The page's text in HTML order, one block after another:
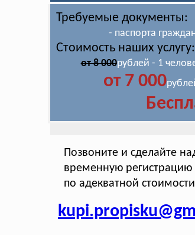
Требуемые документы:
- паспорта
Стоимость наших услугу:
от 8 000рублей - 1
от 7 000
Позвоните и сделайте
временную регистрацию
по адекватной